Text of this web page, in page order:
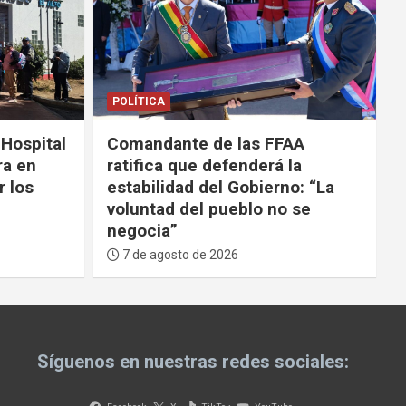
“La
POLÍTICA SEGURIDAD
Tras ola de violencia, el
Gobierno anuncia que
participará de la Coalición de
las Américas contra los
carteles
7 de agosto de 2026
Síguenos en nuestras redes sociales: